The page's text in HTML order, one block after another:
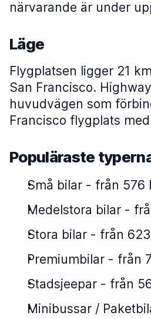
närvarande är under
Läge
Flygplatsen ligger 21
San Francisco.
huvudvägen som
Francisco flygplats
Populäraste
Små bilar - från 576
Medelstora bilar -
Stora bilar - från
Premiumbilar - från
Stadsjeepar - från
Minibussar /